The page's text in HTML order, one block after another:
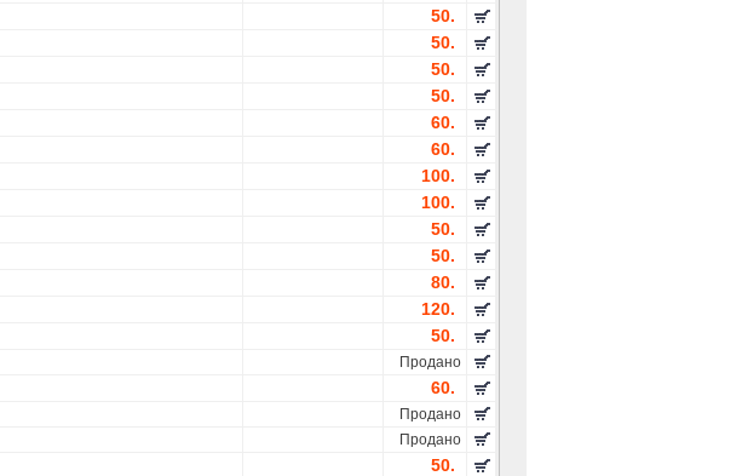
50.
50.
50.
50.
60.
60.
100.
100.
50.
50.
80.
120.
50.
Продано
60.
Продано
Продано
50.